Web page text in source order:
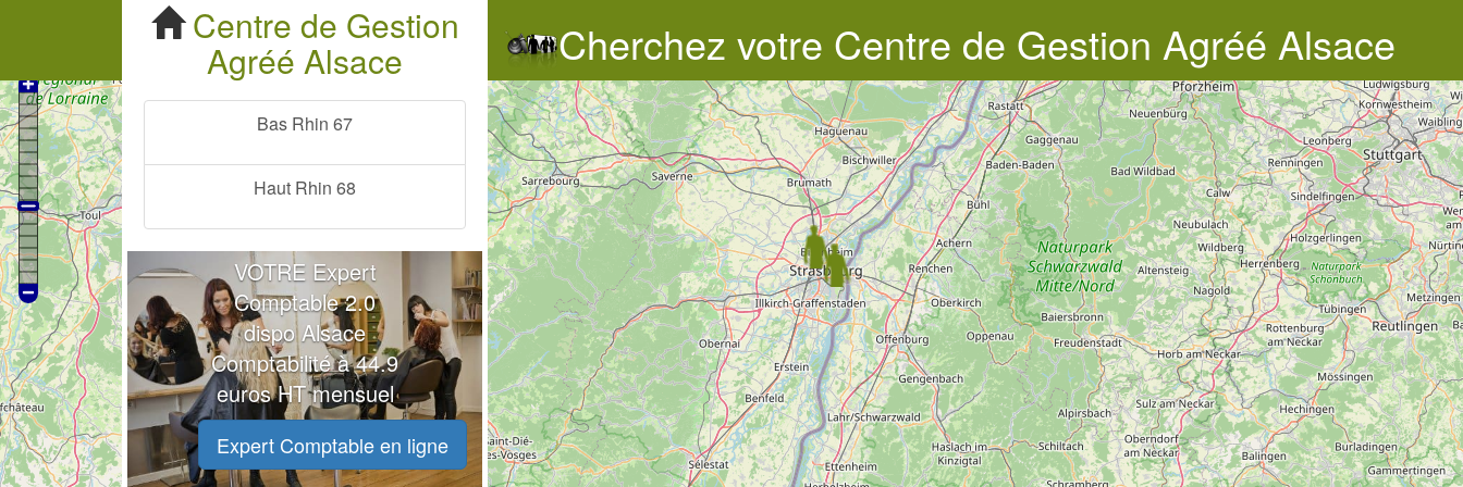
Cherchez votre Centre de Gestion Agréé Alsace
Centre de Gestion
Agréé Alsace
Bas Rhin 67
Haut Rhin 68
VOTRE Expert
Comptable 2.0
dispo Alsace
Comptabilité à 44.9
euros HT mensuel
Expert Comptable en ligne
Centre de Gestion Agréé Alsace